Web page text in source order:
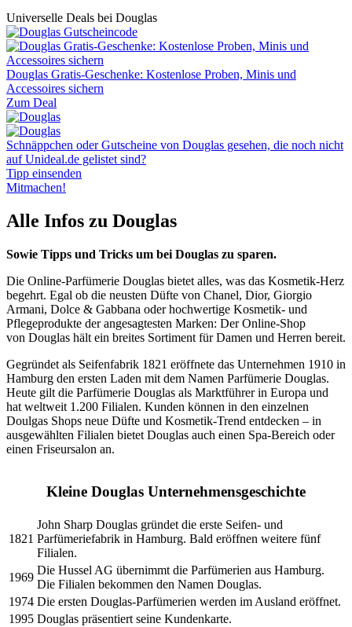
Universelle Deals bei Douglas
Douglas Gratis-Geschenke: Kostenlose Proben, Minis und
Accessoires sichern
Zum Deal
Schnäppchen oder Gutscheine von Douglas gesehen, die noch nicht
auf Unideal.de gelistet sind?
Tipp einsenden
Mitmachen!
Alle Infos zu Douglas
Sowie Tipps und Tricks um bei Douglas zu sparen.
Die Online-Parfümerie Douglas bietet alles, was das Kosmetik-Herz
begehrt. Egal ob die neusten Düfte von Chanel, Dior, Giorgio
Armani, Dolce & Gabbana oder hochwertige Kosmetik- und
Pflegeprodukte der angesagtesten Marken: Der Online-Shop
von Douglas hält ein breites Sortiment für Damen und Herren bereit.
Gegründet als Seifenfabrik 1821 eröffnete das Unternehmen 1910 in
Hamburg den ersten Laden mit dem Namen Parfümerie Douglas.
Heute gilt die Parfümerie Douglas als Marktführer in Europa und
hat weltweit 1.200 Filialen. Kunden können in den einzelnen
Doulgas Shops neue Düfte und Kosmetik-Trend entdecken – in
ausgewählten Filialen bietet Douglas auch einen Spa-Bereich oder
einen Friseursalon an.
Kleine Douglas Unternehmensgeschichte
1821
John Sharp Douglas gründet die erste Seifen- und
Parfümeriefabrik in Hamburg. Bald eröffnen weitere fünf
Filialen.
1969
Die Hussel AG übernimmt die Parfümerien aus Hamburg.
Die Filialen bekommen den Namen Douglas.
1974 Die ersten Douglas-Parfümerien werden im Ausland eröffnet.
1995 Douglas präsentiert seine Kundenkarte.